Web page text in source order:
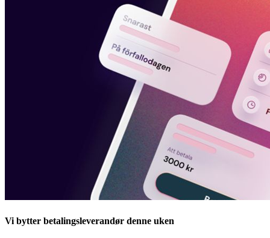
Vi bytter betalingsleverandør denne uken